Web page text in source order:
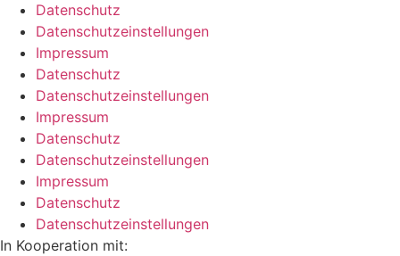
Datenschutz
Datenschutzeinstellungen
Impressum
Datenschutz
Datenschutzeinstellungen
Impressum
Datenschutz
Datenschutzeinstellungen
Impressum
Datenschutz
Datenschutzeinstellungen
In Kooperation mit: